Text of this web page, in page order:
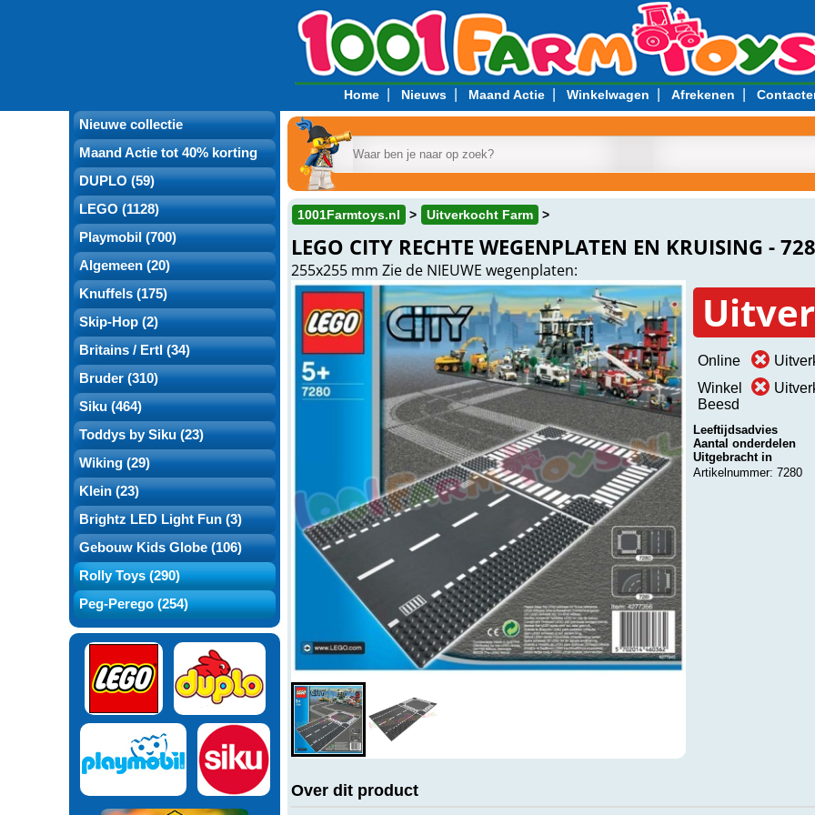
Home| Nieuws| Maand Actie| Winkelwagen Afrekenen
Nieuwe collectie
Maand Actie tot 40% korting
DUPLO (59)
LEGO (1128)
Playmobil (700)
Algemeen (20)
Knuffels (175)
Skip-Hop (2)
Britains / Ertl (34)
Bruder (310)
Siku (464)
Toddys by Siku (23)
Wiking (29)
Klein (23)
Brightz LED Light Fun (3)
Gebouw Kids Globe (106)
Rolly Toys (290)
Peg-Perego (254)
1001Farmtoys.nl Uitverkocht Farm
LEGO CITY RECHTE WEGENPLATEN EN KRUISING -
255x255 mm Zie de NIEUWE wegenplaten:
Online
Winkel
Beesd
Leeftijdsadvies
Aantal onderdelen
Uitgebracht in
Artikelnummer: 7280
Over dit product